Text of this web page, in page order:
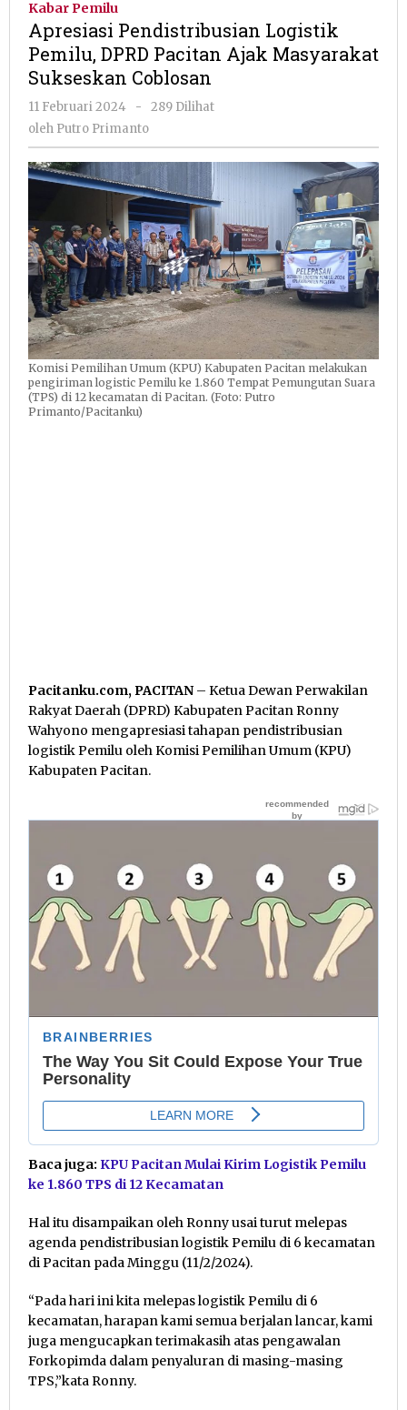
DPRD
Pacitan
Kabar Pemilu
Apresiasi Pendistribusian Logistik
Pemilu, DPRD Pacitan Ajak Masyarakat
Sukseskan Coblosan
11 Februari 2024
oleh
Putro
-
289 Dilihat
oleh Putro Primanto
Komisi Pemilihan Umum (KPU) Kabupaten Pacitan melakukan
pengiriman logistic Pemilu ke 1.860 Tempat Pemungutan Suara
(TPS) di 12 kecamatan di Pacitan. (Foto: Putro
Primanto/Pacitanku)
Pacitanku.com, PACITAN – Ketua Dewan Perwakilan
Rakyat Daerah (DPRD) Kabupaten Pacitan Ronny
Wahyono mengapresiasi tahapan pendistribusian
logistik Pemilu oleh Komisi Pemilihan Umum (KPU)
Kabupaten Pacitan.
Baca juga: KPU Pacitan Mulai Kirim Logistik Pemilu
ke 1.860 TPS di 12 Kecamatan
Hal itu disampaikan oleh Ronny usai turut melepas
agenda pendistribusian logistik Pemilu di 6 kecamatan
di Pacitan pada Minggu (11/2/2024).
“Pada hari ini kita melepas logistik Pemilu di 6
kecamatan, harapan kami semua berjalan lancar, kami
juga mengucapkan terimakasih atas pengawalan
Forkopimda dalam penyaluran di masing-masing
TPS,”kata Ronny.